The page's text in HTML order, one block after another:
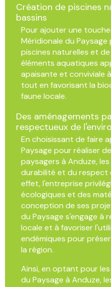
Création de piscines
bassins
Pour ajouter une
Méridionale du
piscines naturelles et
éléments aquatiques
apaisante et conviviale
tout en favorisant la
faune locale.
Des aménagements
respectueux de
En choisissant de faire
Paysage pour réaliser
paysagers à Anduze,
durabilité et du respect
effet, l'entreprise
écologiques et des
conception de ses
du Paysage s'engage à
locale et à favoriser
endémiques pour
la région.
Ainsi, en optant pour
du Paysage à Anduze,